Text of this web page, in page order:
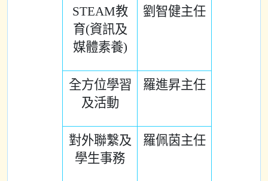
STEAM教
育(資訊及
媒體素養)
劉智健主任
全方位學習
及活動
羅進昇主任
對外聯繫及
學生事務
羅佩茵主任